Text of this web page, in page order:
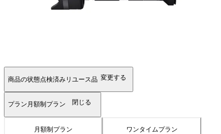
商品の状態点検済みリユース品 変更する
プラン 月額制プラン 閉じる
月額制プラン ワンタイムプラン